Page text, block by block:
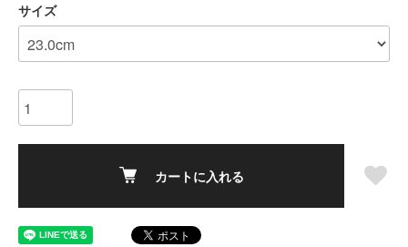
サイズ
カートに入れる